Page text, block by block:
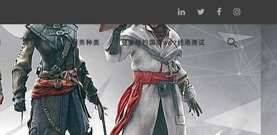
游戏动态 服务种类 登录纽约国际967线路测试